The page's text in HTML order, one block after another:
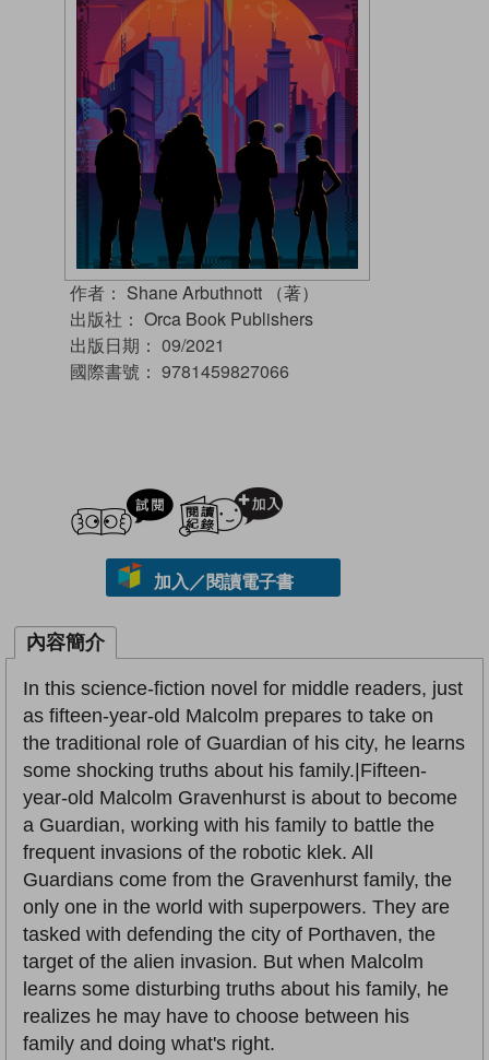
作者： Shane Arbuthnott （著）
出版社： Orca Book Publishers
出版日期： 09/2021
國際書號： 9781459827066
試閲
加入／閱讀電子書
內容簡介
In this science-fiction novel for middle readers, just
as fifteen-year-old Malcolm prepares to take on
the traditional role of Guardian of his city, he learns
some shocking truths about his family.|Fifteen-
year-old Malcolm Gravenhurst is about to become
a Guardian, working with his family to battle the
frequent invasions of the robotic klek. All
Guardians come from the Gravenhurst family, the
only one in the world with superpowers. They are
tasked with defending the city of Porthaven, the
target of the alien invasion. But when Malcolm
learns some disturbing truths about his family, he
realizes he may have to choose between his
family and doing what's right.